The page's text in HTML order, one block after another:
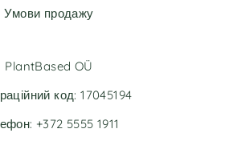
Умови продажу
PlantBased OÜ
код: 17045194
+372 5555 1911